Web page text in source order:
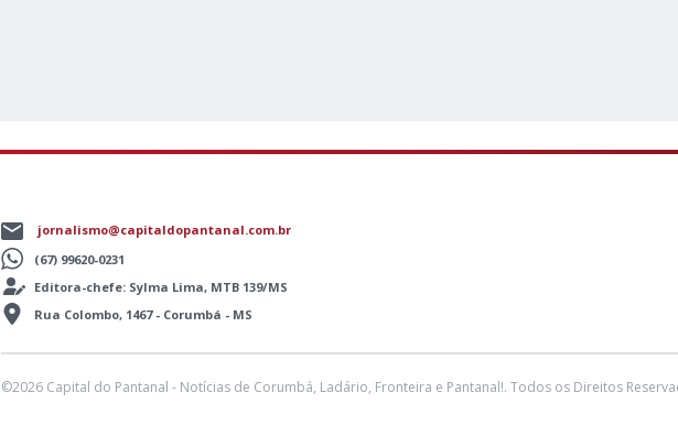
jornalismo@capitaldopantanal.com.br
(67) 99620-0231
Editora-chefe: Sylma Lima, MTB 139/MS
Rua Colombo, 1467 - Corumbá - MS
©2026 Capital do Pantanal - Notícias de Corumbá, Ladário, Fronteira e Pantanal!. Todos os Direitos